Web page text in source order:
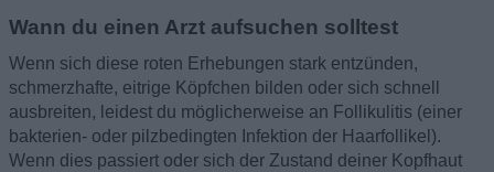
Wann du einen Arzt aufsuchen solltest
Wenn sich diese roten Erhebungen stark entzünden,
schmerzhafte, eitrige Köpfchen bilden oder sich schnell
ausbreiten, leidest du möglicherweise an Follikulitis (einer
bakterien- oder pilzbedingten Infektion der Haarfollikel).
Wenn dies passiert oder sich der Zustand deiner Kopfhaut